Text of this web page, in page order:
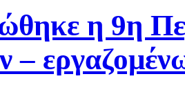
η 9η
–